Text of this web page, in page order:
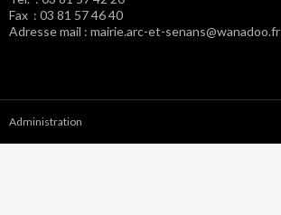
Fax : 03 81 57 46 40
Adresse mail : mairie.arc-et-senans@wanadoo.fr
Administration